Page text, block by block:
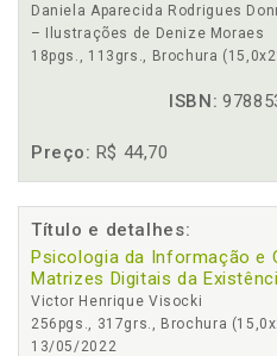
Daniela Aparecida Rodrigues
– Ilustrações de Denize Moraes
18pgs., 113grs., Brochura
ISBN:
Preço: R$ 44,70
Título e detalhes:
Psicologia da Informação e
Matrizes Digitais da
Victor Henrique Visocki
256pgs., 317grs., Brochura
13/05/2022